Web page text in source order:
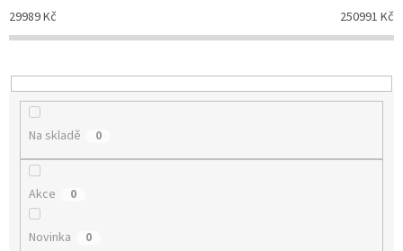
o
d
k
t
29989Kč 250991 Kč
Na skladě 0
Akce 0
Novinka 0